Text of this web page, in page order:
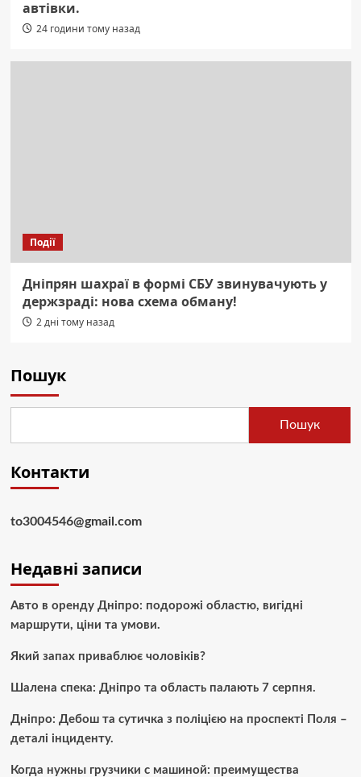
автівки.
24 години тому назад
Події
Дніпрян шахраї в формі СБУ звинувачують у
держзраді: нова схема обману!
2 дні тому назад
Пошук
Пошук
Контакти
to3004546@gmail.com
Недавні записи
Авто в оренду Дніпро: подорожі областю, вигідні
маршрути, ціни та умови.
Який запах приваблює чоловіків?
Шалена спека: Дніпро та область палають 7 серпня.
Дніпро: Дебош та сутичка з поліцією на проспекті Поля –
деталі інциденту.
Когда нужны грузчики с машиной: преимущества